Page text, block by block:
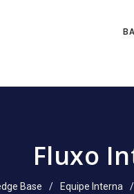
Fluxo
Base / Equipe Interna /